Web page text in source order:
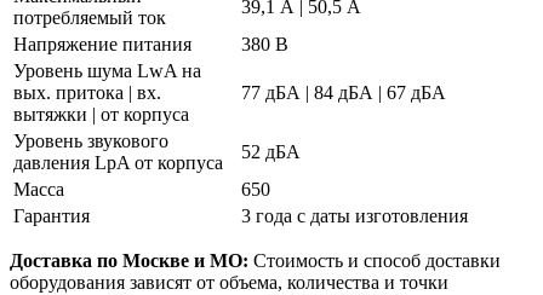
потребляемый ток
39,1 А | 50,5 А
Напряжение питания
380 В
Уровень шума LwA на
вых. притока | вх.
вытяжки | от корпуса
77 дБА | 84 дБА | 67 дБА
Уровень звукового
давления LpA от корпуса
52 дБА
Масса
650
Гарантия
3 года с даты изготовления
Доставка по Москве и МО: Стоимость и способ доставки
оборудования зависят от объема, количества и точки